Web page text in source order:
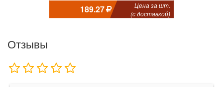
189.27
Цена за шт.
(с доставкой)
Отзывы